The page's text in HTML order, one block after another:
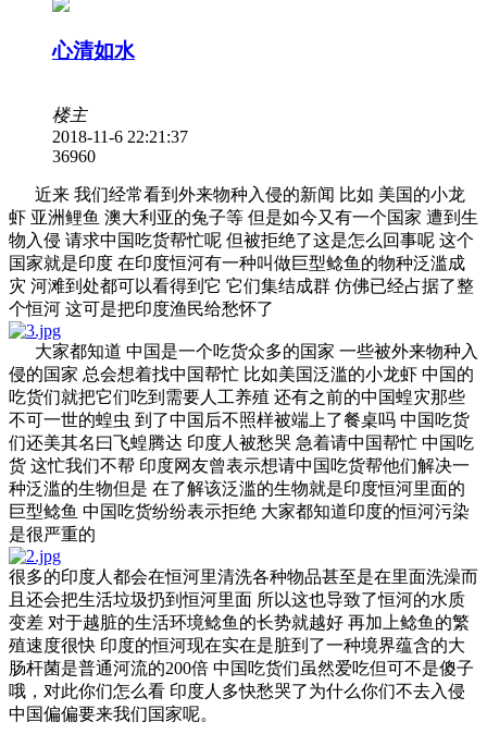
心清如水
楼主
2018-11-6 22:21:37
36960
近来 我们经常看到外来物种入侵的新闻 比如 美国的小龙
虾 亚洲鲤鱼 澳大利亚的兔子等 但是如今又有一个国家 遭到生
物入侵 请求中国吃货帮忙呢 但被拒绝了这是怎么回事呢 这个
国家就是印度 在印度恒河有一种叫做巨型鲶鱼的物种泛滥成
灾 河滩到处都可以看得到它 它们集结成群 仿佛已经占据了整
个恒河 这可是把印度渔民给愁怀了
大家都知道 中国是一个吃货众多的国家 一些被外来物种入
侵的国家 总会想着找中国帮忙 比如美国泛滥的小龙虾 中国的
吃货们就把它们吃到需要人工养殖 还有之前的中国蝗灾那些
不可一世的蝗虫 到了中国后不照样被端上了餐桌吗 中国吃货
们还美其名曰飞蝗腾达 印度人被愁哭 急着请中国帮忙 中国吃
货 这忙我们不帮 印度网友曾表示想请中国吃货帮他们解决一
种泛滥的生物但是 在了解该泛滥的生物就是印度恒河里面的
巨型鲶鱼 中国吃货纷纷表示拒绝 大家都知道印度的恒河污染
是很严重的
很多的印度人都会在恒河里清洗各种物品甚至是在里面洗澡而
且还会把生活垃圾扔到恒河里面 所以这也导致了恒河的水质
变差 对于越脏的生活环境鲶鱼的长势就越好 再加上鲶鱼的繁
殖速度很快 印度的恒河现在实在是脏到了一种境界蕴含的大
肠杆菌是普通河流的200倍 中国吃货们虽然爱吃但可不是傻子
哦，对此你们怎么看 印度人多快愁哭了为什么你们不去入侵
中国偏偏要来我们国家呢。